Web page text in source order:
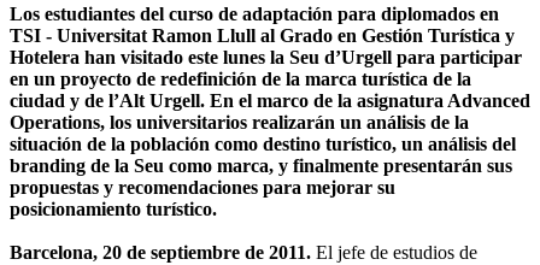
Los estudiantes del curso de adaptación para diplomados en
TSI - Universitat Ramon Llull al Grado en Gestión Turística y
Hotelera han visitado este lunes la Seu d’Urgell para participar
en un proyecto de redefinición de la marca turística de la
ciudad y de l’Alt Urgell. En el marco de la asignatura Advanced
Operations, los universitarios realizarán un análisis de la
situación de la población como destino turístico, un análisis del
branding de la Seu como marca, y finalmente presentarán sus
propuestas y recomendaciones para mejorar su
posicionamiento turístico.
Barcelona, 20 de septiembre de 2011. El jefe de estudios de